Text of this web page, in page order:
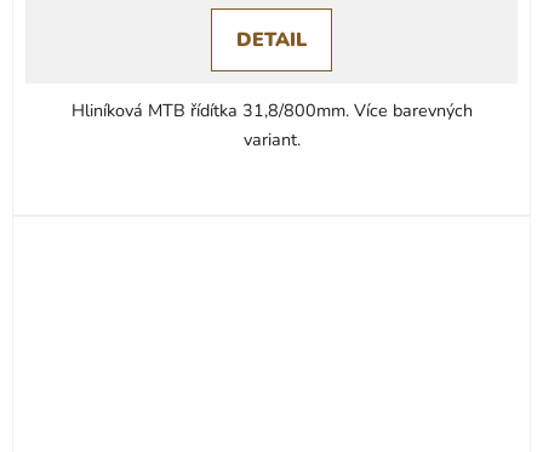
DETAIL
Hliníková MTB řídítka 31,8/800mm. Více barevných
variant.